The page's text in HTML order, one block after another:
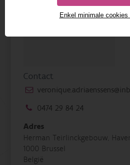
Enkel minimale cookies
Contact
0474 29 84 24
Adres
Herman Teirlinckgebouw,
1000 Brussel
België